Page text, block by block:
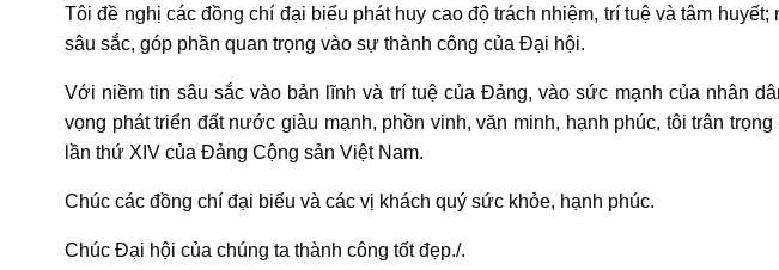
Tôi đề nghị các đồng chí đại biểu phát huy cao độ trách nhiệm, trí tuệ và tâm
sâu sắc, góp phần quan trọng vào sự thành công của Đại hội.
Với niềm tin sâu sắc vào bản lĩnh và trí tuệ của Đảng, vào sức mạnh của nhân
vọng phát triển đất nước giàu mạnh, phồn vinh, văn minh, hạnh phúc, tôi trân
lần thứ XIV của Đảng Cộng sản Việt Nam.
Chúc các đồng chí đại biểu và các vị khách quý sức khỏe, hạnh phúc.
Chúc Đại hội của chúng ta thành công tốt đẹp./.